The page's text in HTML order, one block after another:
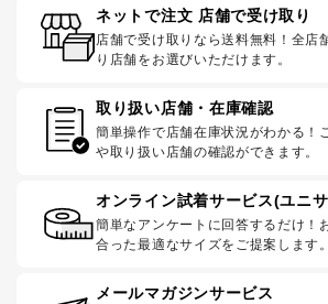
ネットで注文 店舗で受け取り
店舗で受け取りなら送料無料！全店
り店舗をお選びいただけます。
取り扱い店舗・在庫確認
簡単操作で店舗在庫状況がわかる！
や取り扱い店舗の確認ができます。
オンライン試着サービス(ユニ
簡単なアンケートに回答するだけ！
合った最適なサイズをご提案します。
メールマガジンサービス